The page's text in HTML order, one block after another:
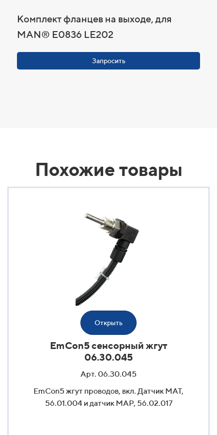
Комплект фланцев на выходе, для
MAN® E0836 LE202
Запросить
Похожие товары
Открыть
EmCon5 сенсорный жгут
06.30.045
Арт. 06.30.045
EmCon5 жгут проводов, вкл. Датчик MAT,
56.01.004 и датчик MAP, 56.02.017